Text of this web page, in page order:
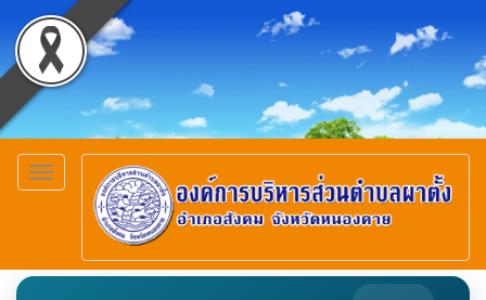
Toggle
navigation